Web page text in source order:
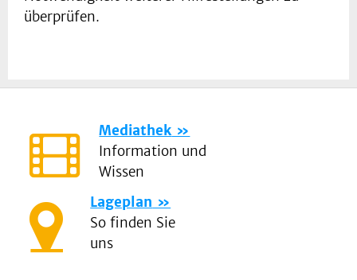
überprüfen.
Mediathek
Information und
Wissen
Lageplan
So finden Sie
uns